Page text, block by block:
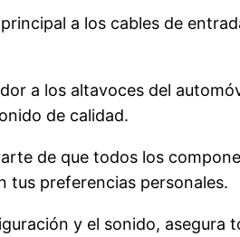
a los cables de
a los altavoces del
de calidad.
de que todos los
tus preferencias personales.
y el sonido,